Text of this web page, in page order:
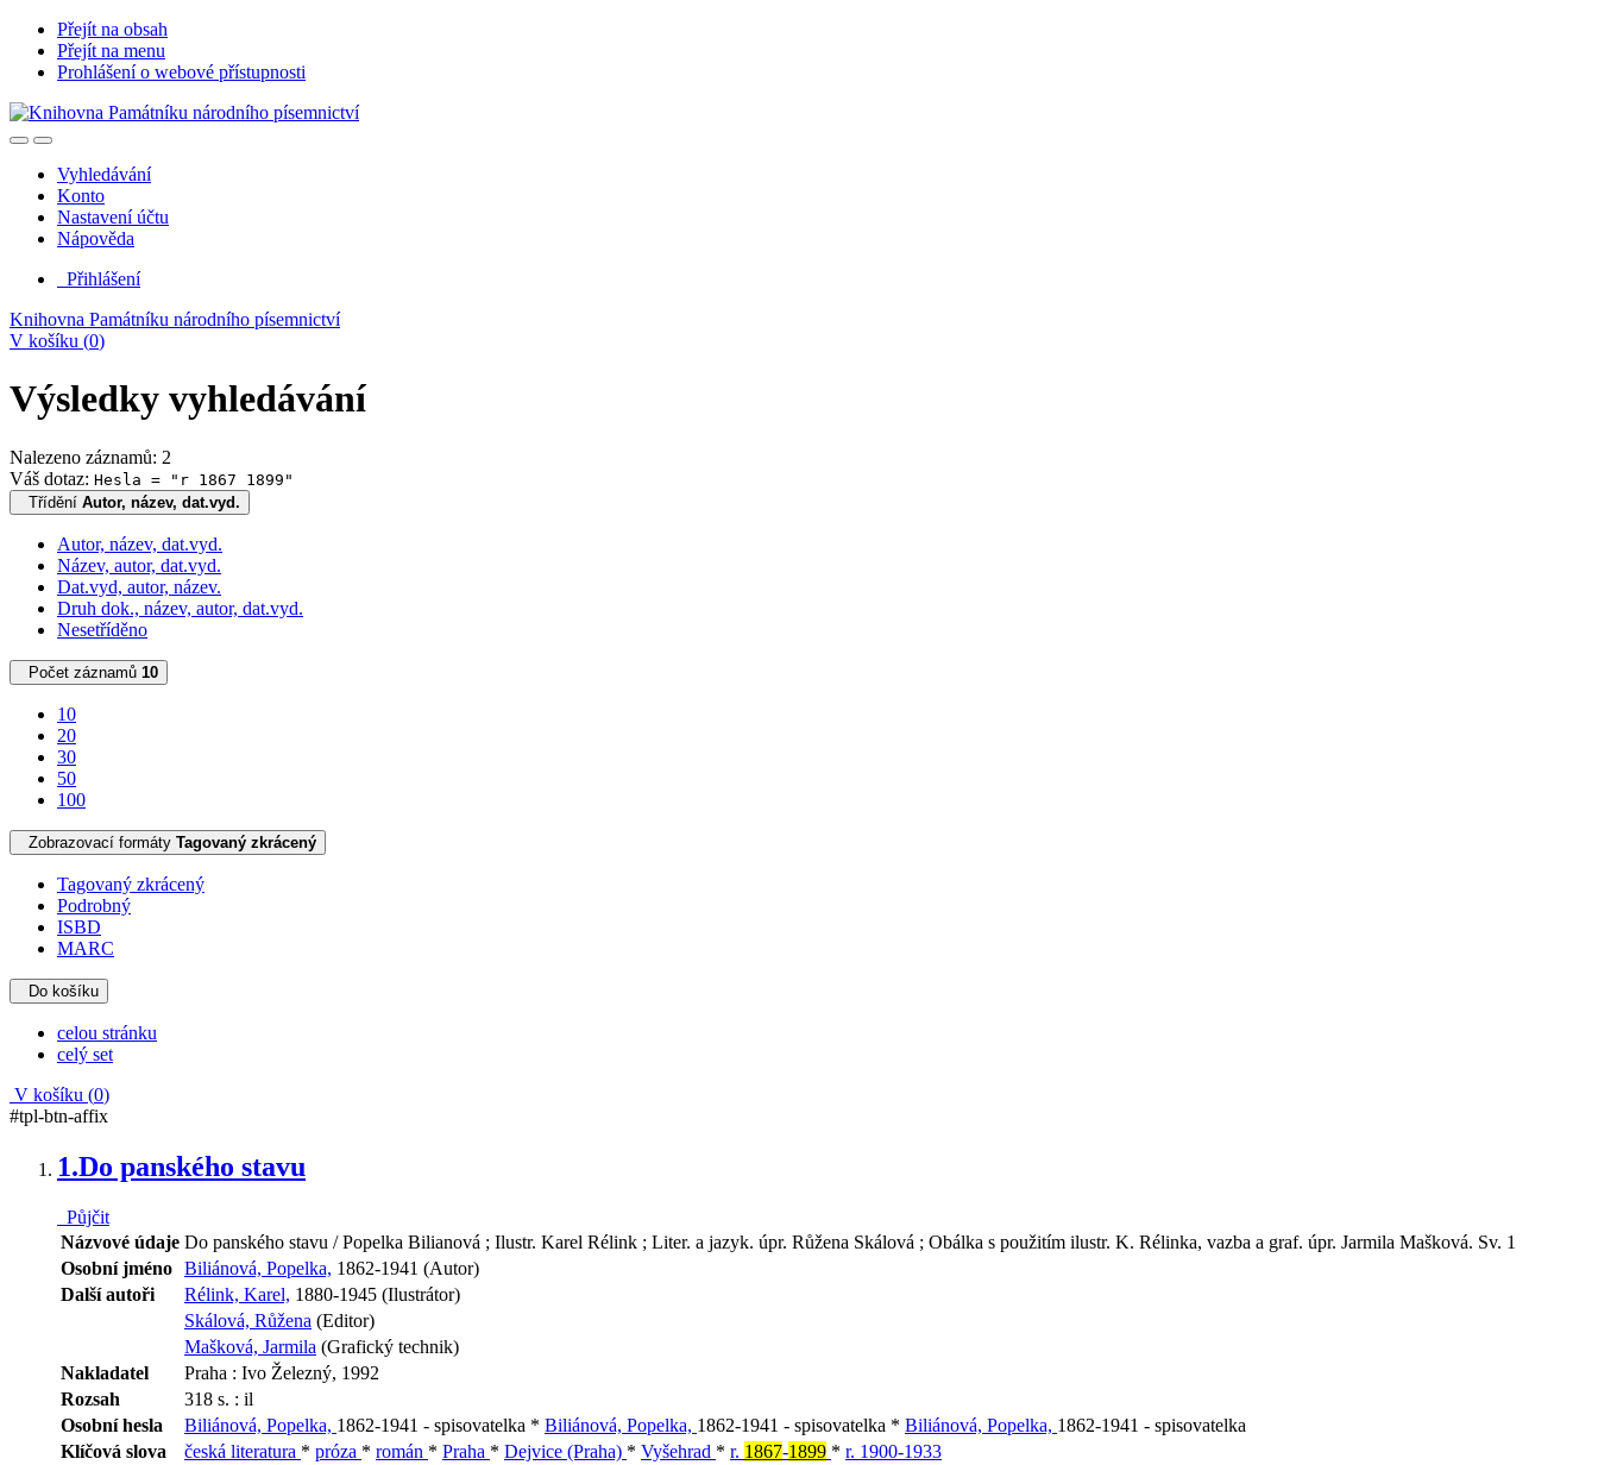
Přejít na obsah
Přejít na menu
Prohlášení o webové přístupnosti
Vyhledávání
Konto
Nastavení účtu
Nápověda
Přihlášení
Knihovna Památníku národního písemnictví
V košíku (0)
Výsledky vyhledávání
Nalezeno záznamů: 2
Váš dotaz: Hesla = "r 1867 1899"
Třídění Autor, název, dat.vyd.
Autor, název, dat.vyd.
Název, autor, dat.vyd.
Dat.vyd, autor, název.
Druh dok., název, autor, dat.vyd.
Nesetříděno
Počet záznamů 10
10
20
30
50
100
Zobrazovací formáty Tagovaný zkrácený
Tagovaný zkrácený
Podrobný
ISBD
MARC
Do košíku
celou stránku
celý set
V košíku (0)
#tpl-btn-affix
1.Do panského stavu
Půjčit
Názvové údaje Do panského stavu / Popelka Bilianová ; Ilustr. Karel Rélink ; Liter. a jazyk. úpr. Růžena Skálová ; Obálka s použitím ilustr. K. Rélinka, vazba a graf. úpr. Jarmila Mašková. Sv. 1
Osobní jméno Biliánová, Popelka, 1862-1941 (Autor)
Další autoři
Rélink, Karel, 1880-1945 (Ilustrátor)
Skálová, Růžena (Editor)
Mašková, Jarmila (Grafický technik)
Nakladatel
Praha : Ivo Železný, 1992
Rozsah
318 s. : il
Osobní hesla
Biliánová, Popelka, 1862-1941 - spisovatelka * Biliánová, Popelka, 1862-1941 - spisovatelka * Biliánová, Popelka, 1862-1941 - spisovatelka
Klíčová slova
česká literatura * próza * román * Praha * Dejvice (Praha) * Vyšehrad * r. 1867-1899 * r. 1900-1933